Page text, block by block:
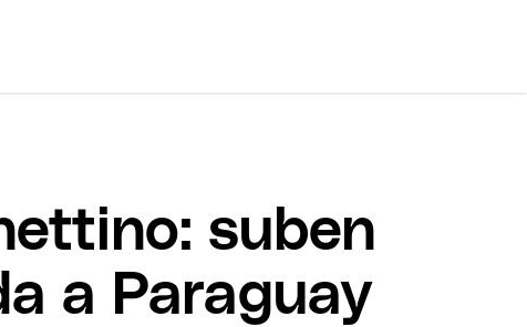
suben
a Paraguay